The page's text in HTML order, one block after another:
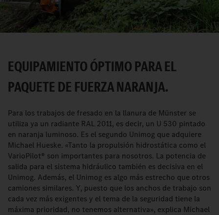
Video
EQUIPAMIENTO ÓPTIMO PARA EL
PAQUETE DE FUERZA NARANJA.
Para los trabajos de fresado en la llanura de Münster se
utiliza ya un radiante RAL 2011, es decir, un U 530 pintado
en naranja luminoso. Es el segundo Unimog que adquiere
Michael Hueske. «Tanto la propulsión hidrostática como el
VarioPilot® son importantes para nosotros. La potencia de
salida para el sistema hidráulico también es decisiva en el
Unimog. Además, el Unimog es algo más estrecho que otros
camiones similares. Y, puesto que los anchos de trabajo son
cada vez más exigentes y el tema de la seguridad tiene la
máxima prioridad, no tenemos alternativa», explica Michael